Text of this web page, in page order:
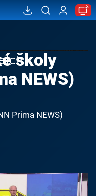
školy
NEWS)
Prima NEWS)